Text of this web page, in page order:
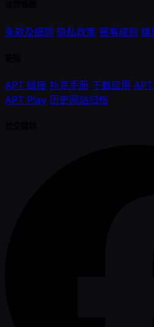
条款及细则 隐私政策 赛事规则 媒
APT 链接 扑克手册 下载应用
APT Play 历史网站归档